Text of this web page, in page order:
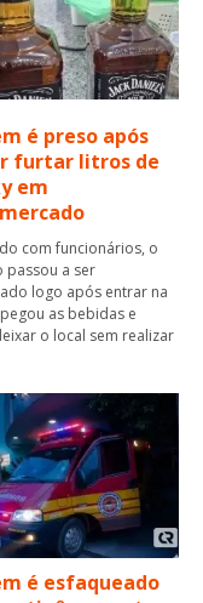
é preso após
furtar litros de
em
com funcionários, o
passou a ser
logo após entrar na
as bebidas e
o local sem realizar
é esfaqueado